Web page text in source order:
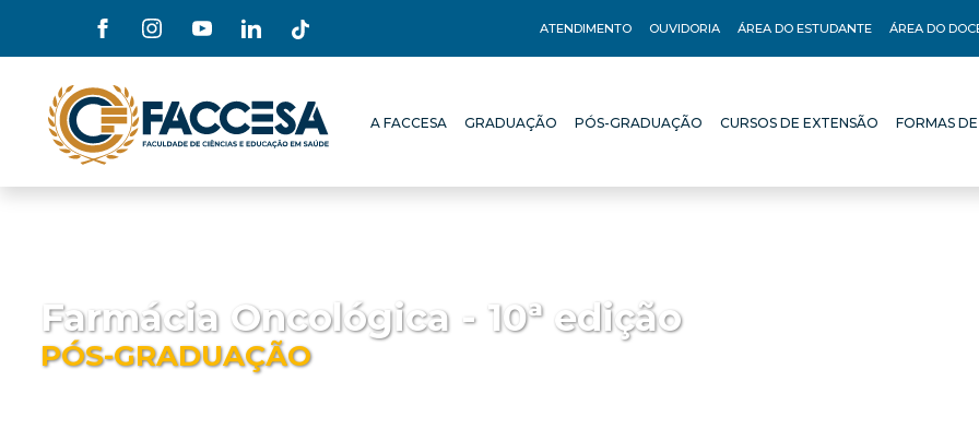
ATENDIMENTO OUVIDORIA ÁREA DO ESTUDANTE ÁREA DO
A FACCESA
GRADUAÇÃO
PÓS-GRADUAÇÃO
CURSOS DE EXTENSÃO
FORMAS
Farmácia Oncológica - 10ª edição
PÓS-GRADUAÇÃO